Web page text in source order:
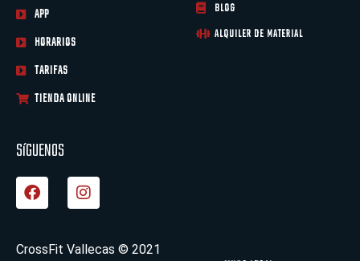
APP
HORARIOS
TARIFAS
TIENDA ONLINE
BLOG
ALQUILER DE MATERIAL
SíGUENOS
F
a
b
I
n
a
CrossFit Vallecas © 2021